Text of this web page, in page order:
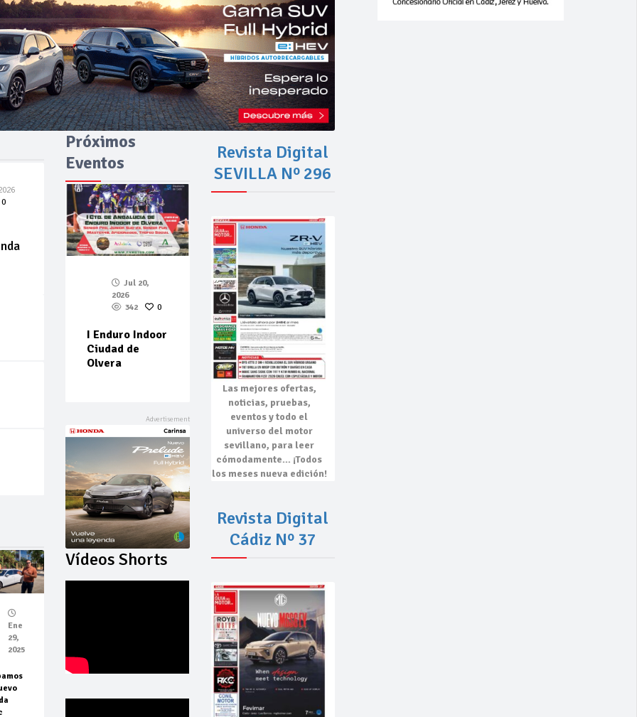
0
Ene
29,
2025
Próximos
Eventos
Jul 20,
2026
342
0
I Enduro Indoor
Ciudad de
Olvera
Vídeos Shorts
Revista Digital
SEVILLA Nº 296
Las mejores ofertas,
noticias, pruebas,
eventosy todo el
universo del motor
sevillano, para leer
cómodamente… ¡Todos
los meses nueva edición!
Revista Digital
Cádiz Nº 37